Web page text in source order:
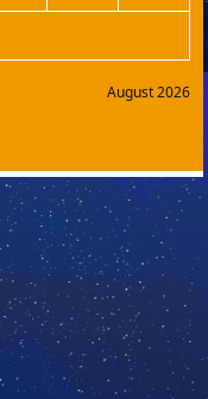
August 2026